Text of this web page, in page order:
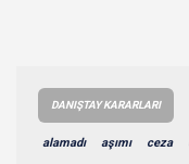
DANIŞTAY KARARLARI
alamadı aşımı ceza